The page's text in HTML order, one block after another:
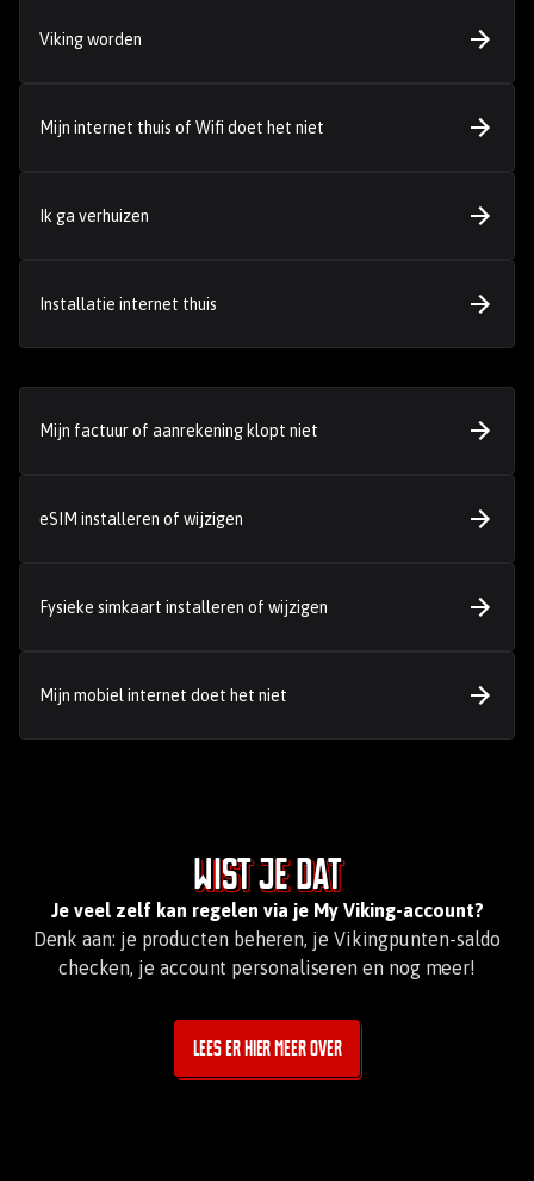
Viking worden
Mijn internet thuis of Wifi doet het niet
Ik ga verhuizen
Installatie internet thuis
Mijn factuur of aanrekening klopt niet
eSIM installeren of wijzigen
Fysieke simkaart installeren of wijzigen
Mijn mobiel internet doet het niet
Wist je dat
Je veel zelf kan regelen via je My Viking-account?
Denk aan: je producten beheren, je Vikingpunten-saldo
checken, je account personaliseren en nog meer!
Lees er hier meer over